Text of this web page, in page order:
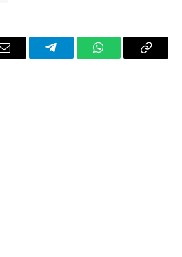
Email TelegramWhatsAppCopy